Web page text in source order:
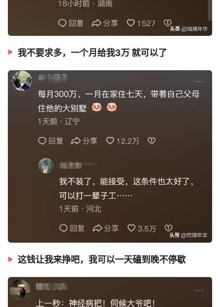
我不要求多，一个月给我3万 就可以了
这钱让我来挣吧，我可以一天磕到晚不停歇